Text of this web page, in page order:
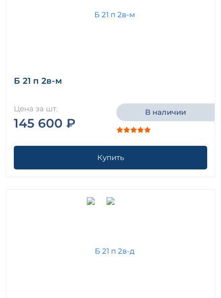
Б 21 п 2в-м
Цена за шт.
145 600 ₽
В наличии
Купить